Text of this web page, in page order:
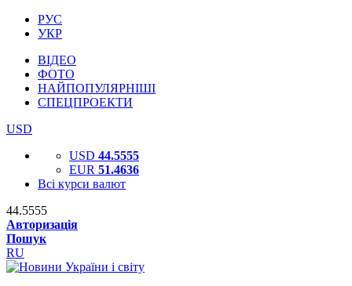
РУС
УКР
ВІДЕО
ФОТО
НАЙПОПУЛЯРНІШІ
СПЕЦПРОЕКТИ
USD
USD 44.5555
EUR 51.4636
Всі курси валют
44.5555
Авторизація
Пошук
RU